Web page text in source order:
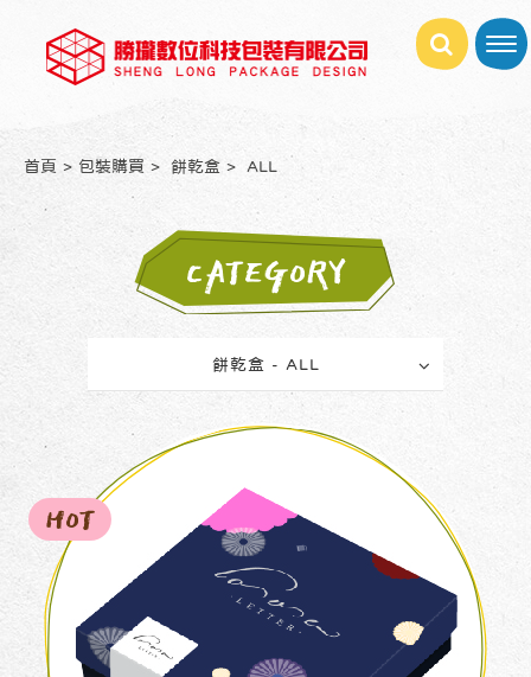
首頁 包裝購買 餅乾盒 ALL
CATEGORY
餅乾盒 - ALL
HOT